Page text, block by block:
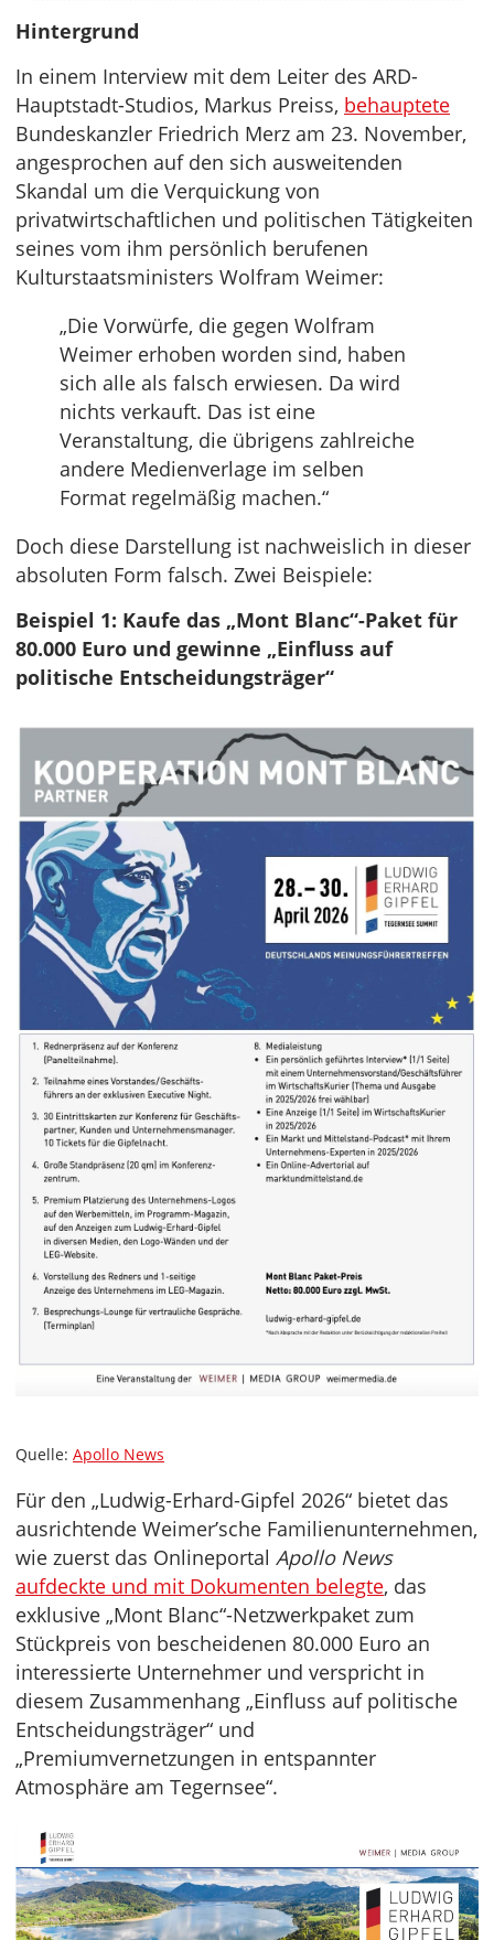
Hintergrund
In einem Interview mit dem Leiter des ARD-
Hauptstadt-Studios, Markus Preiss, behauptete
Bundeskanzler Friedrich Merz am 23. November,
angesprochen auf den sich ausweitenden
Skandal um die Verquickung von
privatwirtschaftlichen und politischen Tätigkeiten
seines vom ihm persönlich berufenen
Kulturstaatsministers Wolfram Weimer:
„Die Vorwürfe, die gegen Wolfram
Weimer erhoben worden sind, haben
sich alle als falsch erwiesen. Da wird
nichts verkauft. Das ist eine
Veranstaltung, die übrigens zahlreiche
andere Medienverlage im selben
Format regelmäßig machen.“
Doch diese Darstellung ist nachweislich in dieser
absoluten Form falsch. Zwei Beispiele:
Beispiel 1: Kaufe das „Mont Blanc“-Paket für
80.000 Euro und gewinne „Einfluss auf
politische Entscheidungsträger“
Quelle: Apollo News
Für den „Ludwig-Erhard-Gipfel 2026“ bietet das
ausrichtende Weimer’sche Familienunternehmen,
wie zuerst das Onlineportal Apollo News
aufdeckte und mit Dokumenten belegte, das
exklusive „Mont Blanc“-Netzwerkpaket zum
Stückpreis von bescheidenen 80.000 Euro an
interessierte Unternehmer und verspricht in
diesem Zusammenhang „Einfluss auf politische
Entscheidungsträger“ und
„Premiumvernetzungen in entspannter
Atmosphäre am Tegernsee“.